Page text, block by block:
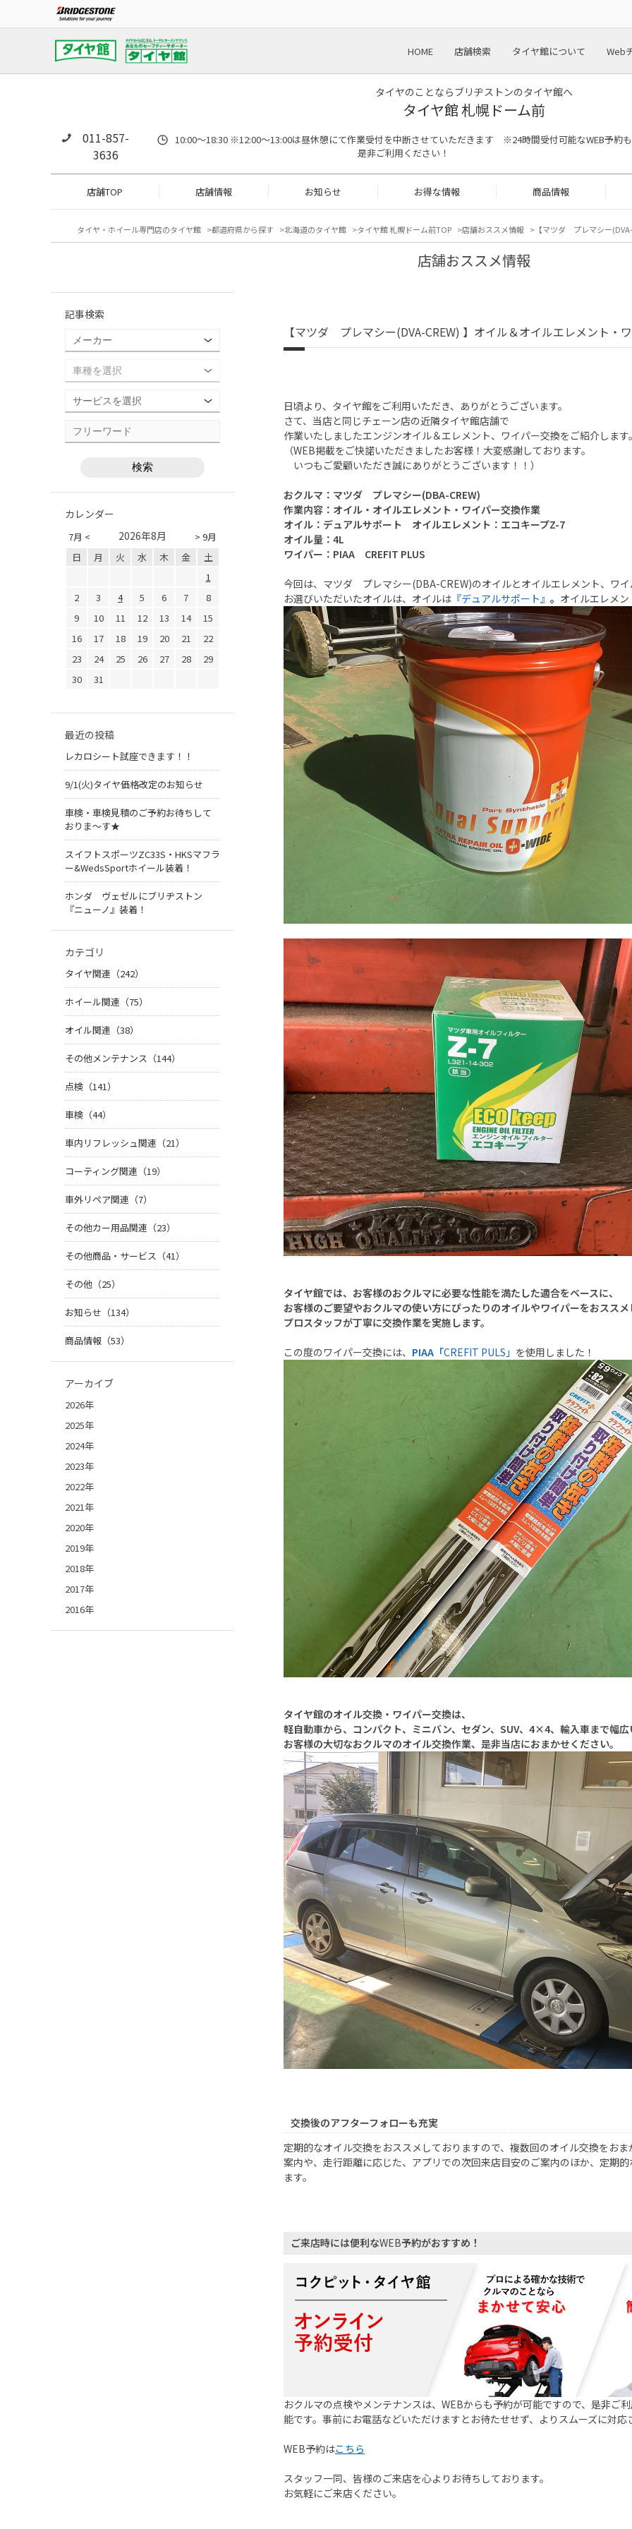
HOME 店舗検索 タイヤ館について Web
タイヤのことならブリヂストンのタイヤ館へ
タイヤ館 札幌ドーム前
011-857-
3636
10:00～18:30 ※12:00～13:00は昼休憩にて作業受付を中断させていただきます ※24時間受付可能なWEB予約も
是非ご利用ください！
店舗TOP 店舗情報 お知らせ お得な情報 商品情報
タイヤ・ホイール専門店のタイヤ館 都道府県から探す 北海道のタイヤ館 タイヤ館 札幌ドーム前TOP 店舗おススメ情報 【マツダ プレマシー
店舗おススメ情報
【マツダ プレマシー(DVA-CREW) 】オイル＆オイルエレメント・
日頃より、タイヤ館をご利用いただき、ありがとうございます。
さて、当店と同じチェーン店の近隣タイヤ館店舗で
作業いたしましたエンジンオイル＆エレメント、ワイパー交換をご紹介します
（WEB掲載をご快諾いただきましたお客様！大変感謝しております。
いつもご愛顧いただき誠にありがとうございます！！）
おクルマ：マツダ プレマシー(DBA-CREW)
作業内容：オイル・オイルエレメント・ワイパー交換作業
オイル：デュアルサポート オイルエレメント：エコキープZ-7
オイル量：4L
ワイパー：PIAA CREFIT PLUS
今回は、マツダ プレマシー(DBA-CREW)のオイルとオイルエレメント、ワ
お選びいただいたオイルは、オイルは 『デュアルサポート』 。 オイルエレメン
タイヤ館では、お客様のおクルマに必要な性能を満たした適合をベースに、
お客様のご要望やおクルマの使い方にぴったりのオイルやワイパーをおススメ
プロスタッフが丁寧に交換作業を実施します。
この度のワイパー交換には、 PIAA 「CREFIT PULS」 を使用しました！
タイヤ館のオイル交換・ワイパー交換は、
軽自動車から、コンパクト、ミニバン、セダン、SUV、4×4、輸入車まで幅
お客様の大切なおクルマのオイル交換作業、是非当店におまかせください。
交換後のアフターフォローも充実
定期的なオイル交換をおススメしておりますので、複数回のオイル交換をお
案内や、走行距離に応じた、アプリでの次回来店目安のご案内のほか、定期
ます。
ご来店時には便利なWEB予約がおすすめ！
おクルマの点検やメンテナンスは、WEBからも予約が可能ですので、是非ご
能です。事前にお電話などいただけますとお待たせせず、よりスムーズに対
WEB予約はこちら
スタッフ一同、皆様のご来店を心よりお待ちしております。
お気軽にご来店ください。
記事検索
カレンダー
7月 < > 9月
2026年8月
日 月 火 水 木 金
土
1
2
3 4 5 6 7
8
9
10 11 12 13 14
15
16
17 18 19 20 21
22
23
24 25 26 27 28
29
30
31
最近の投稿
レカロシート試座できます！！
9/1(火)タイヤ価格改定のお知らせ
車検・車検見積のご予約お待ちして
おりま～す★
スイフトスポーツZC33S・HKSマフラ
ー&WedsSportホイール装着！
ホンダ ヴェゼルにブリヂストン
『ニューノ』装着！
カテゴリ
タイヤ関連（242）
ホイール関連（75）
オイル関連（38）
その他メンテナンス（144）
点検（141）
車検（44）
車内リフレッシュ関連（21）
コーティング関連（19）
車外リペア関連（7）
その他カー用品関連（23）
その他商品・サービス（41）
その他（25）
お知らせ（134）
商品情報（53）
アーカイブ
2026年
2025年
2024年
2023年
2022年
2021年
2020年
2019年
2018年
2017年
2016年